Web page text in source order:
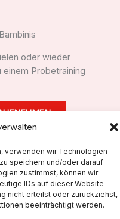
verwenden wir Technologien
speichern und/oder darauf
zustimmst, können wir
IDs auf dieser Website
nicht erteilst oder zurückziehst,
beeinträchtigt werden.
oder wieder
Probetraining